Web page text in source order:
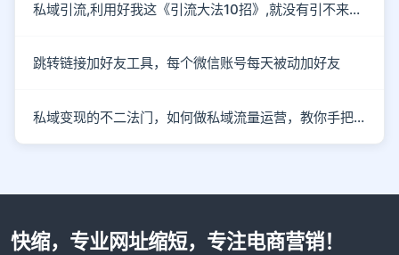
私域引流,利用好我这《引流大法10招》,就没有引不来的流量!
跳转链接加好友工具，每个微信账号每天被动加好友
私域变现的不二法门，如何做私域流量运营，教你手把手入行
快缩，专业网址缩短，专注电商营销！